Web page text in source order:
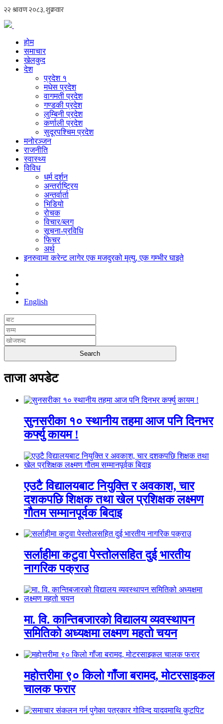
होम
समाचार
खेलकुद
देश
प्रदेश १
मधेस प्रदेश
वागमती प्रदेश
गण्डकी प्रदेश
लुम्बिनी प्रदेश
कर्णाली प्रदेश
सुदूरपश्चिम प्रदेश
मनोरञ्जन
राजनीति
स्वास्थ्य
विविध
धर्म दर्शन
अन्तर्राष्ट्रिय
अन्तर्वार्ता
भिडियो
रोचक
विचार/ब्लग
सूचना-प्रविधि
फिचर
अर्थ
इनरुवामा करेन्ट लागेर एक मजदुरको मृत्यु, एक गम्भीर घाइते
English
ताजा अपडेट
सुनसरीका १० स्थानीय तहमा आज पनि दिनभर
कर्फ्यु कायम !
एउटै विद्यालयबाट नियुक्ति र अवकाश, चार
दशकपछि शिक्षक तथा खेल प्रशिक्षक लक्ष्मण
गौतम सम्मानपूर्वक बिदाइ
सर्लाहीमा कटुवा पेस्तोलसहित दुई भारतीय
नागरिक पक्राउ
मा. वि. कान्तिबजारको विद्यालय व्यवस्थापन
समितिको अध्यक्षमा लक्ष्मण महतो चयन
महोत्तरीमा ९० किलो गाँजा बरामद, मोटरसाइकल
चालक फरार